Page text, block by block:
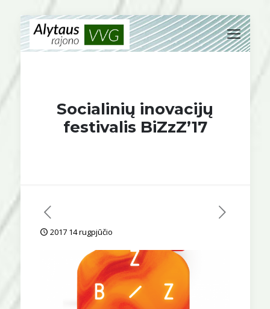
Socialinių inovacijų
festivalis BiZzZ’17
2017 14 rugpjūčio